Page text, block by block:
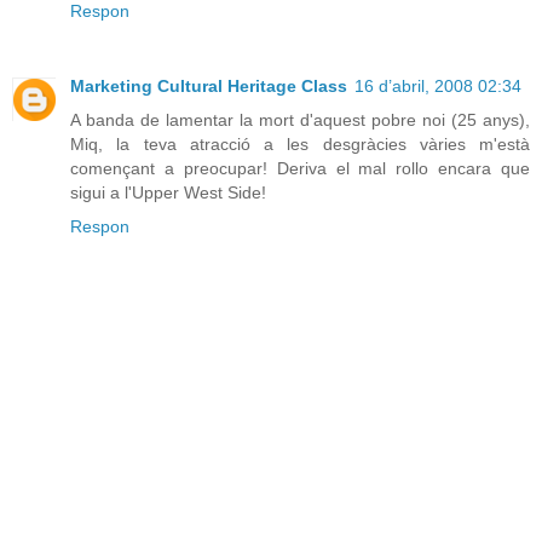
Respon
Marketing Cultural Heritage Class 16 d’abril, 2008 02:34
A banda de lamentar la mort d'aquest pobre noi (25 anys),
Miq, la teva atracció a les desgràcies vàries m'està
començant a preocupar! Deriva el mal rollo encara que
sigui a l'Upper West Side!
Respon